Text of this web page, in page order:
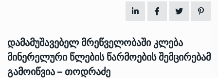
დამამუშავებელ მრეწველობაში კლება
მინერელური წლების წარმოების შემცირებამ
გამოიწვია – თოდრაძე